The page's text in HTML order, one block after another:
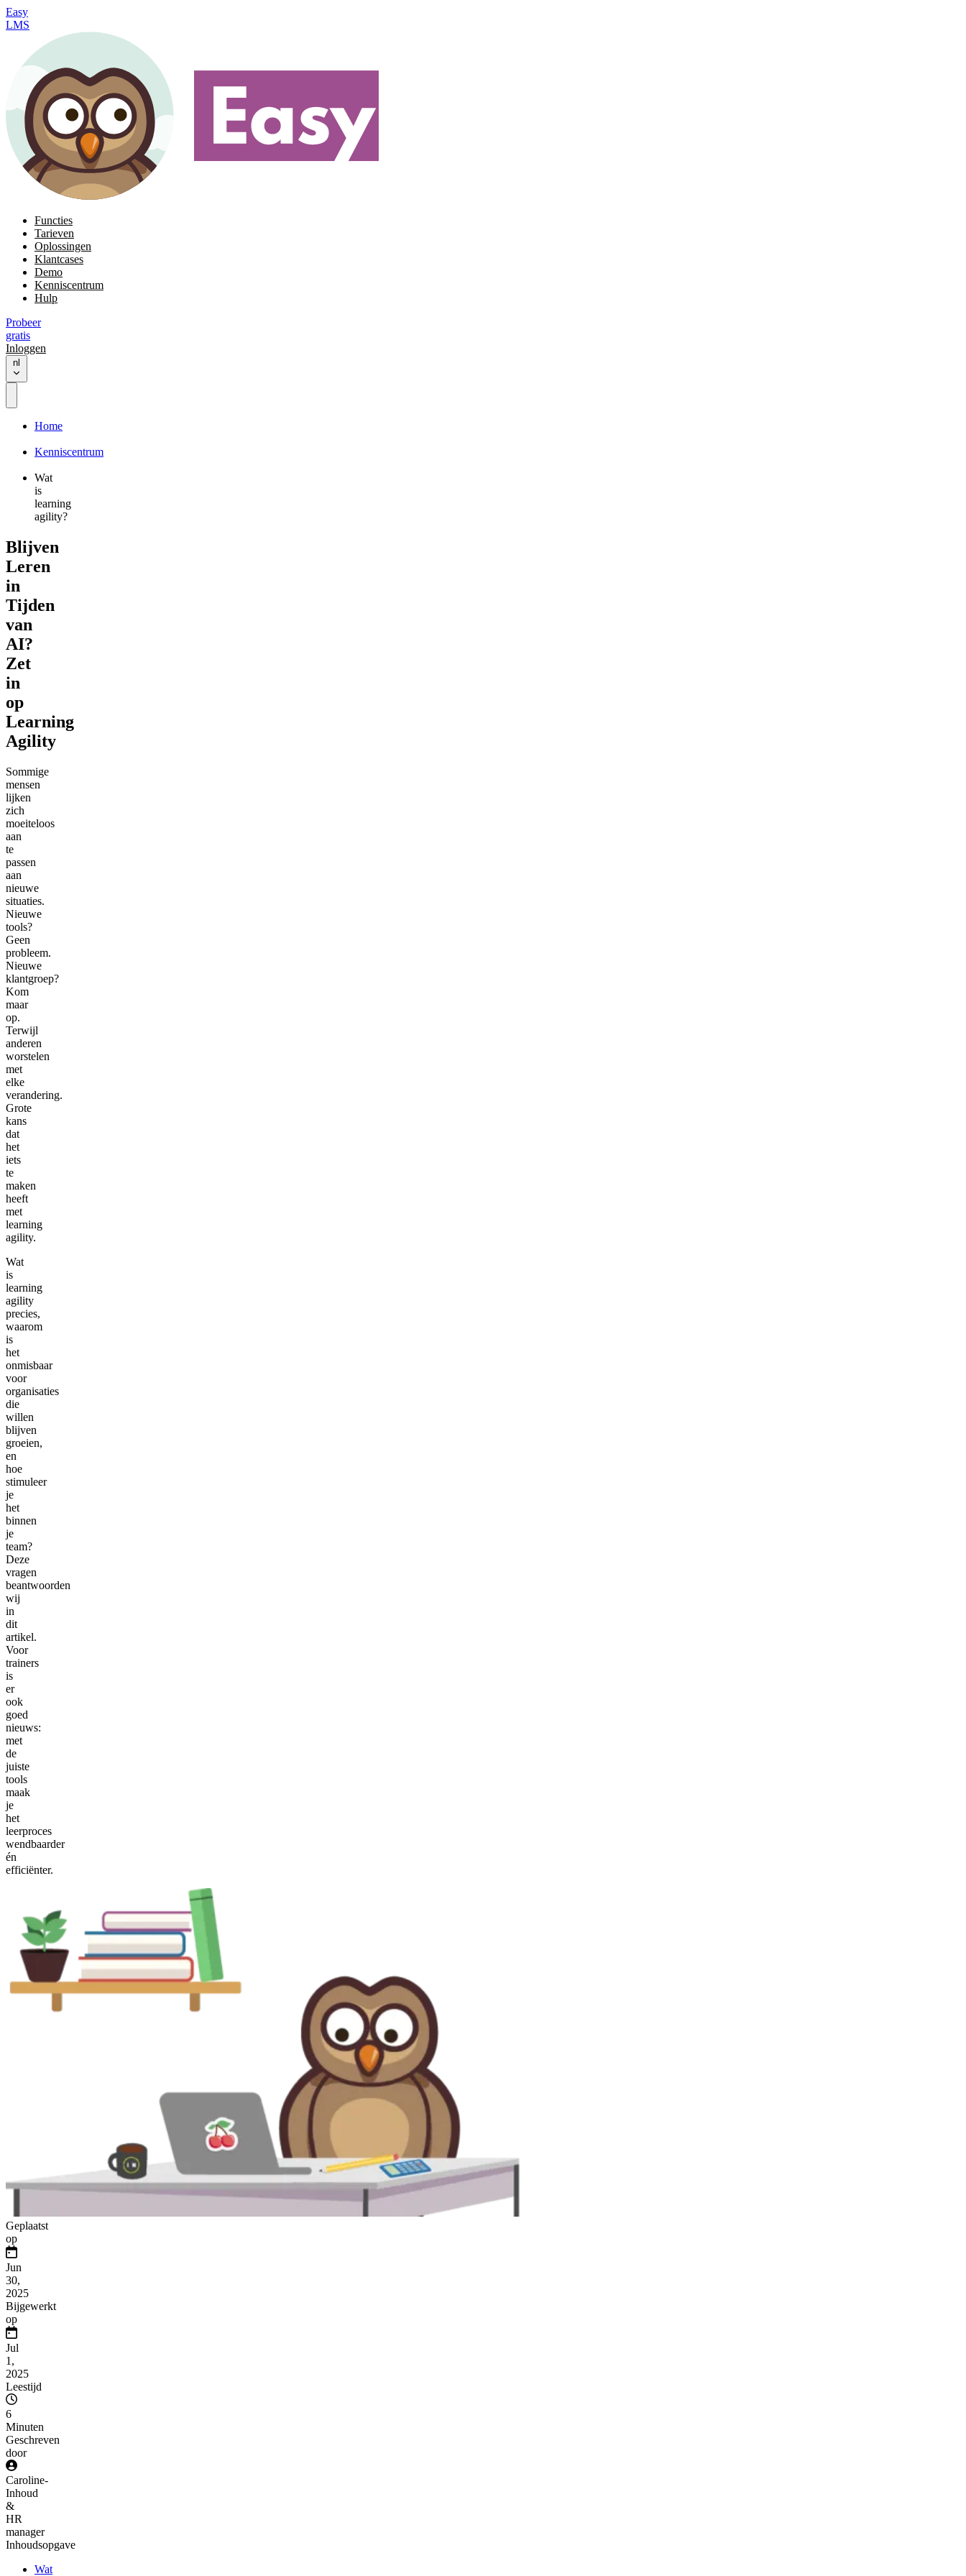
Easy
LMS
Functies
Tarieven
Oplossingen
Klantcases
Demo
Kenniscentrum
Hulp
Probeer
gratis
Inloggen
nl
Home
Kenniscentrum
Wat
is
learning
agility?
Blijven
Leren
in
Tijden
van
AI?
Zet
in
op
Learning
Agility
Sommige
mensen
lijken
zich
moeiteloos
aan
te
passen
aan
nieuwe
situaties.
Nieuwe
tools?
Geen
probleem.
Nieuwe
klantgroep?
Kom
maar
op.
Terwijl
anderen
worstelen
met
elke
verandering.
Grote
kans
dat
het
iets
te
maken
heeft
met
learning
agility.
Wat
is
learning
agility
precies,
waarom
is
het
onmisbaar
voor
organisaties
die
willen
blijven
groeien,
en
hoe
stimuleer
je
het
binnen
je
team?
Deze
vragen
beantwoorden
wij
in
dit
artikel.
Voor
trainers
is
er
ook
goed
nieuws:
met
de
juiste
tools
maak
je
het
leerproces
wendbaarder
én
efficiënter.
Geplaatst
op
Jun
30,
2025
Bijgewerkt
op
Jul
1,
2025
Leestijd
6
Minuten
Geschreven
door
Caroline-
Inhoud
&
HR
manager
Inhoudsopgave
Wat